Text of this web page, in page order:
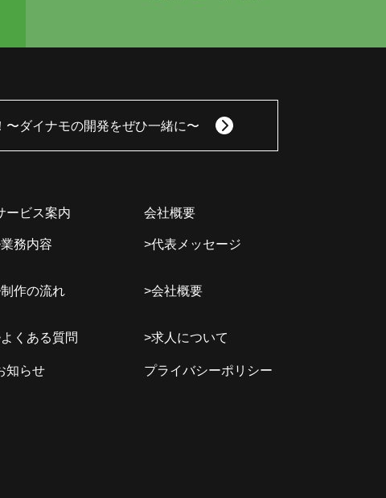
〜ダイナモの開発をぜひ一緒に〜
ービス案内
務内容
作の流れ
くある質問
知らせ
会社概要
>代表メッセージ
>会社概要
>求人について
プライバシーポリシー